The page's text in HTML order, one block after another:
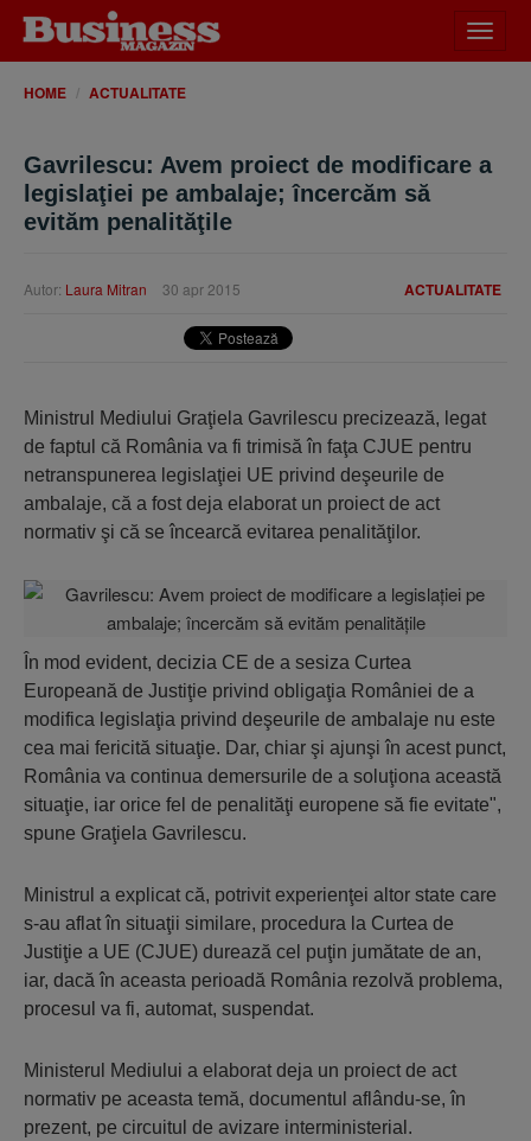
meniu
HOME ACTUALITATE
Gavrilescu: Avem proiect de modificare a
legislaţiei pe ambalaje; încercăm să
evităm penalităţile
ACTUALITATE
Autor: Laura Mitran 30 apr 2015
Ministrul Mediului Graţiela Gavrilescu precizează, legat
de faptul că România va fi trimisă în faţa CJUE pentru
netranspunerea legislaţiei UE privind deşeurile de
ambalaje, că a fost deja elaborat un proiect de act
normativ şi că se încearcă evitarea penalităţilor.
În mod evident, decizia CE de a sesiza Curtea
Europeană de Justiţie privind obligaţia României de a
modifica legislaţia privind deşeurile de ambalaje nu este
cea mai fericită situaţie. Dar, chiar şi ajunşi în acest punct,
România va continua demersurile de a soluţiona această
situaţie, iar orice fel de penalităţi europene să fie evitate",
spune Graţiela Gavrilescu.
Ministrul a explicat că, potrivit experienţei altor state care
s-au aflat în situaţii similare, procedura la Curtea de
Justiţie a UE (CJUE) durează cel puţin jumătate de an,
iar, dacă în aceasta perioadă România rezolvă problema,
procesul va fi, automat, suspendat.
Ministerul Mediului a elaborat deja un proiect de act
normativ pe aceasta temă, documentul aflându-se, în
prezent, pe circuitul de avizare interministerial.